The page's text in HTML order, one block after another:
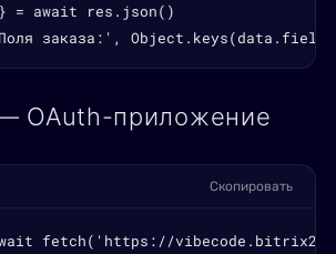
= await res.json()
заказа:',
OAuth-приложение
Скопировать
fetch('https://